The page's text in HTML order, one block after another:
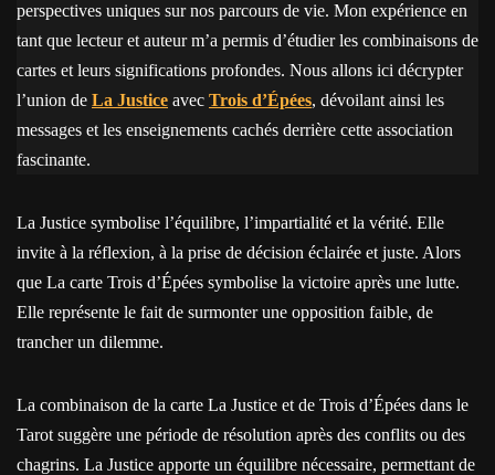
perspectives uniques sur nos parcours de vie. Mon expérience en
tant que lecteur et auteur m’a permis d’étudier les combinaisons de
cartes et leurs significations profondes. Nous allons ici décrypter
l’union de La Justice avec Trois d’Épées, dévoilant ainsi les
messages et les enseignements cachés derrière cette association
fascinante.
La Justice symbolise l’équilibre, l’impartialité et la vérité. Elle
invite à la réflexion, à la prise de décision éclairée et juste. Alors
que La carte Trois d’Épées symbolise la victoire après une lutte.
Elle représente le fait de surmonter une opposition faible, de
trancher un dilemme.
La combinaison de la carte La Justice et de Trois d’Épées dans le
Tarot suggère une période de résolution après des conflits ou des
chagrins. La Justice apporte un équilibre nécessaire, permettant de